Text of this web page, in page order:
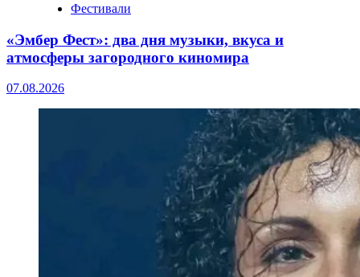
Фестивали
«Эмбер Фест»: два дня музыки, вкуса и
атмосферы загородного киномира
07.08.2026